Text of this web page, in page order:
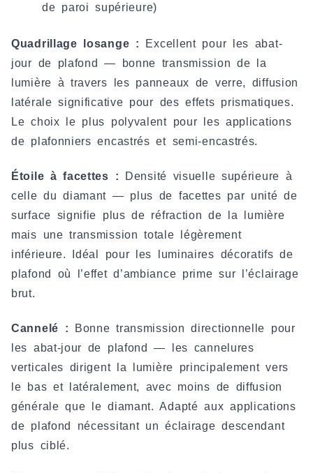
de paroi supérieure)
Quadrillage losange :
Excellent pour les abat-
jour de plafond — bonne transmission de la
lumière à travers les panneaux de verre, diffusion
latérale significative pour des effets prismatiques.
Le choix le plus polyvalent pour les applications
de plafonniers encastrés et semi-encastrés.
Étoile à facettes : Densité visuelle supérieure à
celle du diamant — plus de facettes par unité de
surface signifie plus de réfraction de la lumière
mais une transmission totale légèrement
inférieure. Idéal pour les luminaires décoratifs de
plafond où l’effet d’ambiance prime sur l’éclairage
brut.
Cannelé : Bonne transmission directionnelle pour
les abat-jour de plafond — les cannelures
verticales dirigent la lumière principalement vers
le bas et latéralement, avec moins de diffusion
générale que le diamant. Adapté aux applications
de plafond nécessitant un éclairage descendant
plus ciblé.